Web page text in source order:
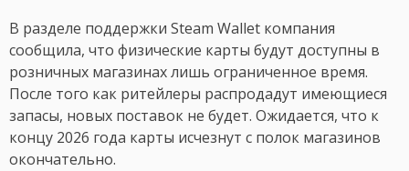
В разделе поддержки Steam Wallet компания
сообщила, что физические карты будут доступны в
розничных магазинах лишь ограниченное время.
После того как ритейлеры распродадут имеющиеся
запасы, новых поставок не будет. Ожидается, что к
концу 2026 года карты исчезнут с полок магазинов
окончательно.